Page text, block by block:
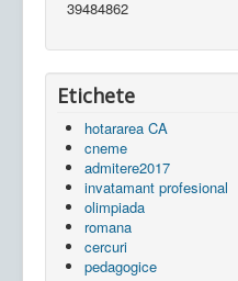
39484862
Etichete
hotararea CA
cneme
admitere2017
invatamant profesional
olimpiada
romana
cercuri
pedagogice